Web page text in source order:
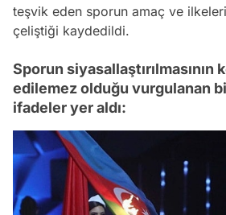
teşvik eden sporun amaç ve
çeliştiği kaydedildi.
Sporun siyasallaştırılmasının
edilemez olduğu vurgulanan
ifadeler yer aldı: